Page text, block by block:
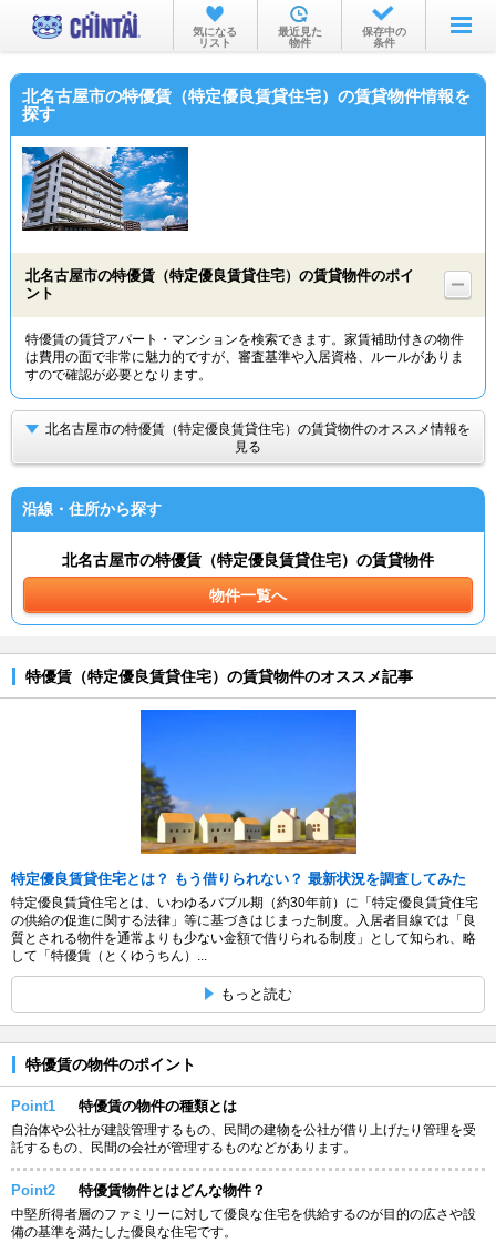
お部屋を探す
沿線・駅から
不動産会社から
気になる
リスト
最近見た
物件
保存中の
条件
北名古屋市の特優賃（特定優良賃貸住宅）の賃貸物件情報を
探す
北名古屋市の特優賃（特定優良賃貸住宅）の賃貸物件のポイ
ント
特優賃の賃貸アパート・マンションを検索できます。家賃補助付きの物件
は費用の面で非常に魅力的ですが、審査基準や入居資格、ルールがありま
すので確認が必要となります。
北名古屋市の特優賃（特定優良賃貸住宅）の賃貸物件のオススメ情報を
見る
沿線・住所から探す
北名古屋市の特優賃（特定優良賃貸住宅）の賃貸物件
物件一覧へ
特優賃（特定優良賃貸住宅）の賃貸物件のオススメ記事
特定優良賃貸住宅とは？ もう借りられない？ 最新状況を調査してみた
特定優良賃貸住宅とは、いわゆるバブル期（約30年前）に「特定優良賃貸住宅
の供給の促進に関する法律」等に基づきはじまった制度。入居者目線では「良
質とされる物件を通常よりも少ない金額で借りられる制度」として知られ、略
して「特優賃（とくゆうちん）...
もっと読む
特優賃の物件のポイント
Point1 特優賃の物件の種類とは
自治体や公社が建設管理するもの、民間の建物を公社が借り上げたり管理を受
託するもの、民間の会社が管理するものなどがあります。
Point2 特優賃物件とはどんな物件？
中堅所得者層のファミリーに対して優良な住宅を供給するのが目的の広さや設
備の基準を満たした優良な住宅です。